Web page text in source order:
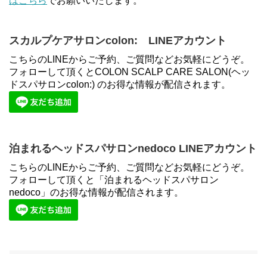
スカルプケアサロンcolon: LINEアカウント
こちらのLINEからご予約、ご質問などお気軽にどうぞ。
フォローして頂くとCOLON SCALP CARE SALON(ヘッ
ドスパサロンcolon:) のお得な情報が配信されます。
泊まれるヘッドスパサロンnedoco LINEアカウント
こちらのLINEからご予約、ご質問などお気軽にどうぞ。
フォローして頂くと「泊まれるヘッドスパサロン
nedoco」のお得な情報が配信されます。